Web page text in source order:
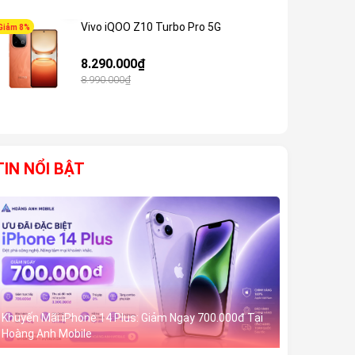
8% Vivo iQOO Z10 Turbo Pro 5G
8.290.000₫
8.990.000₫
NỔI BẬT
Khuyến Mãi iPhone 14 Plus: Giảm Ngay 700.000đ Tại
Hoàng Anh Mobile